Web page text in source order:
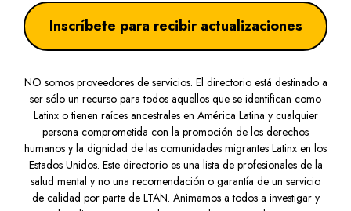
Inscríbete para recibir actualizaciones
NO somos proveedores de servicios. El directorio está destinado a
ser sólo un recurso para todos aquellos que se identifican como
Latinx o tienen raíces ancestrales en América Latina y cualquier
persona comprometida con la promoción de los derechos
humanos y la dignidad de las comunidades migrantes Latinx en los
Estados Unidos. Este directorio es una lista de profesionales de la
salud mental y no una recomendación o garantía de un servicio
de calidad por parte de LTAN. Animamos a todos a investigar y